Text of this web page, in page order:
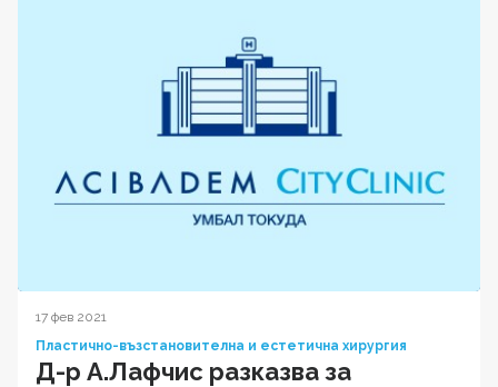
17 фев 2021
Пластично-възстановителна и естетична хирургия
Д-р А.Лафчис разказва за